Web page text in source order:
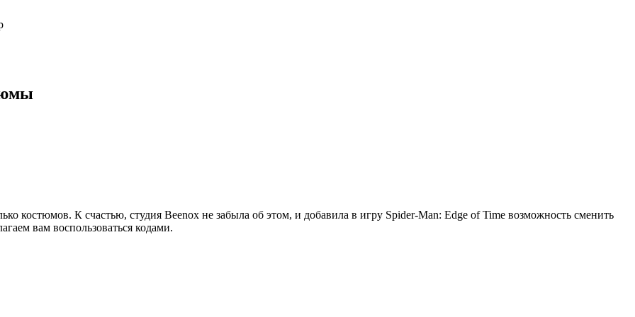
костюмов. К счастью, студия Beenox не забыла об этом, и добавила в игру Spider-Man: Edge of Time возможность сменить
вам воспользоваться кодами.